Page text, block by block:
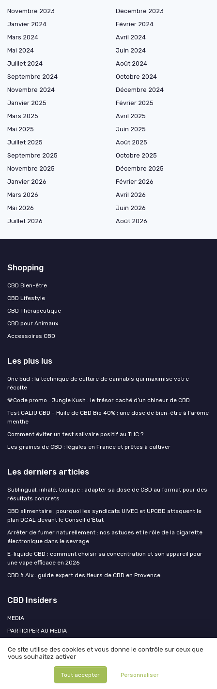
Novembre 2023
Décembre 2023
Janvier 2024
Février 2024
Mars 2024
Avril 2024
Mai 2024
Juin 2024
Juillet 2024
Août 2024
Septembre 2024
Octobre 2024
Novembre 2024
Décembre 2024
Janvier 2025
Février 2025
Mars 2025
Avril 2025
Mai 2025
Juin 2025
Juillet 2025
Août 2025
Septembre 2025
Octobre 2025
Novembre 2025
Décembre 2025
Janvier 2026
Février 2026
Mars 2026
Avril 2026
Mai 2026
Juin 2026
Juillet 2026
Août 2026
Shopping
CBD Bien-être
CBD Lifestyle
CBD Thérapeutique
CBD pour Animaux
Accessoires CBD
Les plus lus
One bud : la technique de culture de cannabis qui maximise votre
récolte
💎Code promo : Jungle Kush : le trésor caché d’un chineur de CBD
Test CALIU CBD - Huile de CBD Bio 40% : une dose de bien-être à l'arôme
menthe
Comment éviter un test salivaire positif au THC ?
Les graines de CBD : légales en France et prêtes à cultiver
Les derniers articles
Sublingual, inhalé, topique : adapter sa dose de CBD au format pour des
résultats concrets
CBD alimentaire : pourquoi les syndicats UIVEC et UPCBD attaquent le
plan DGAL devant le Conseil d'État
Arrêter de fumer naturellement : nos astuces et le rôle de la cigarette
électronique dans le sevrage
E-liquide CBD : comment choisir sa concentration et son appareil pour
une vape efficace en 2026
CBD à Aix : guide expert des fleurs de CBD en Provence
CBD Insiders
MEDIA
PARTICIPER AU MEDIA
Mentions légales Politique de confidentialité
Ce site utilise des cookies et vous donne le contrôle sur ceux que
vous souhaitez activer
Tout accepter Personnaliser